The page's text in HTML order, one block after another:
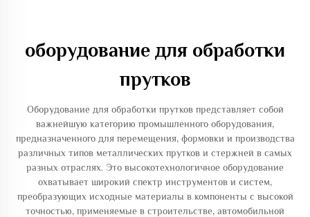
оборудование для обработки
прутков
Оборудование для обработки прутков представляет собой
важнейшую категорию промышленного оборудования,
предназначенного для перемещения, формовки и производства
различных типов металлических прутков и стержней в самых
разных отраслях. Это высокотехнологичное оборудование
охватывает широкий спектр инструментов и систем,
преобразующих исходные материалы в компоненты с высокой
точностью, применяемые в строительстве, автомобильной